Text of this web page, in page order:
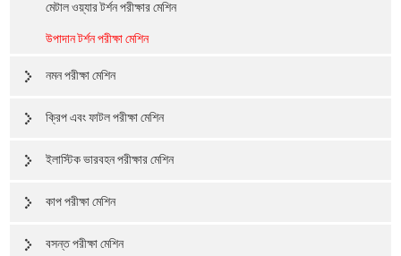
মেটাল ওয়্যার টর্শন পরীক্ষার মেশিন
উপাদান টর্শন পরীক্ষা মেশিন
নমন পরীক্ষা মেশিন
ক্রিপ এবং ফাটল পরীক্ষা মেশিন
ইলাস্টিক ভারবহন পরীক্ষার মেশিন
কাপ পরীক্ষা মেশিন
বসন্ত পরীক্ষা মেশিন